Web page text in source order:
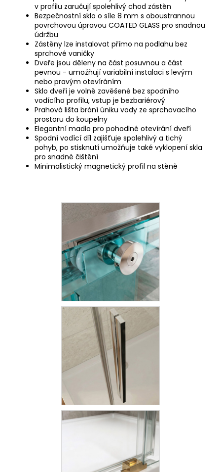
v profilu zaručují spolehlivý chod zástěn
Bezpečnostní sklo o síle 8 mm s oboustrannou
povrchovou úpravou COATED GLASS pro snadnou
údržbu
Zástěny lze instalovat přímo na podlahu bez
sprchové vaničky
Dveře jsou děleny na část posuvnou a část
pevnou - umožňují variabilní instalaci s levým
nebo pravým otevíráním
Sklo dveří je volně zavěšené bez spodního
vodícího profilu, vstup je bezbariérový
Prahová lišta brání úniku vody ze sprchovacího
prostoru do koupelny
Elegantní madlo pro pohodlné otevírání dveří
Spodní vodící díl zajišťuje spolehlivý a tichý
pohyb, po stisknutí umožňuje také vyklopení skla
pro snadné čištění
Minimalistický magnetický profil na stěně